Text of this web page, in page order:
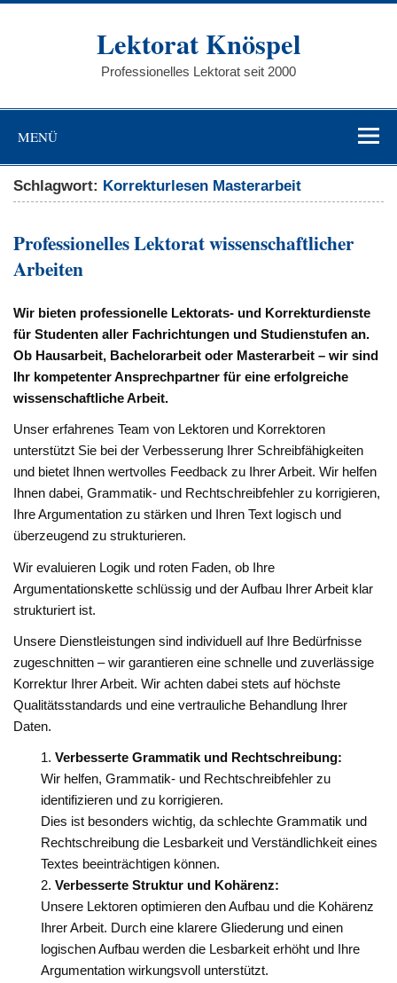
Zum
Lektorat Knöspel
Professionelles Lektorat seit 2000
MENÜ
Schlagwort: Korrekturlesen Masterarbeit
Professionelles Lektorat wissenschaftlicher
Arbeiten
Wir bieten professionelle Lektorats- und Korrekturdienste
für Studenten aller Fachrichtungen und Studienstufen an.
Ob Hausarbeit, Bachelorarbeit oder Masterarbeit – wir sind
Ihr kompetenter Ansprechpartner für eine erfolgreiche
wissenschaftliche Arbeit.
Unser erfahrenes Team von Lektoren und Korrektoren
unterstützt Sie bei der Verbesserung Ihrer Schreibfähigkeiten
und bietet Ihnen wertvolles Feedback zu Ihrer Arbeit. Wir helfen
Ihnen dabei, Grammatik- und Rechtschreibfehler zu korrigieren,
Ihre Argumentation zu stärken und Ihren Text logisch und
überzeugend zu strukturieren.
Wir evaluieren Logik und roten Faden, ob Ihre
Argumentationskette schlüssig und der Aufbau Ihrer Arbeit klar
strukturiert ist.
Unsere Dienstleistungen sind individuell auf Ihre Bedürfnisse
zugeschnitten – wir garantieren eine schnelle und zuverlässige
Korrektur Ihrer Arbeit. Wir achten dabei stets auf höchste
Qualitätsstandards und eine vertrauliche Behandlung Ihrer
Daten.
Verbesserte Grammatik und Rechtschreibung:
Wir helfen, Grammatik- und Rechtschreibfehler zu
identifizieren und zu korrigieren.
Dies ist besonders wichtig, da schlechte Grammatik und
Rechtschreibung die Lesbarkeit und Verständlichkeit eines
Textes beeinträchtigen können.
Verbesserte Struktur und Kohärenz:
Unsere Lektoren optimieren den Aufbau und die Kohärenz
Ihrer Arbeit. Durch eine klarere Gliederung und einen
logischen Aufbau werden die Lesbarkeit erhöht und Ihre
Argumentation wirkungsvoll unterstützt.